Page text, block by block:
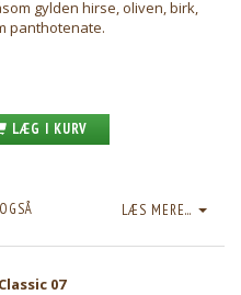
gylden hirse, oliven, birk,
panthotenate.
LÆG I KURV
LÆS MERE...
07